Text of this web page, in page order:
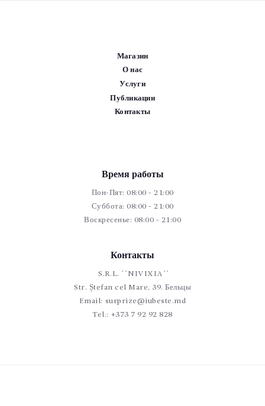
Магазин
О нас
Услуги
Публикации
Контакты
Время работы
Пон-Пят: 08:00 - 21:00
Суббота: 08:00 - 21:00
Воскресенье: 08:00 - 21:00
Контакты
S.R.L. ``NIVIXIA``
Str. Ștefan cel Mare, 39. Бельцы
Email: surprize@iubeste.md
Tel.: +373 7 92 92 828